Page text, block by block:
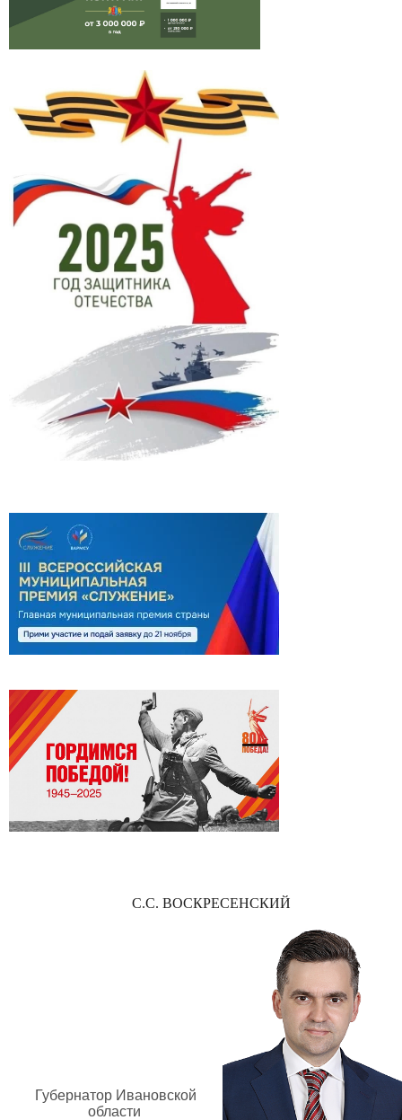
С.С. ВОСКРЕСЕНСКИЙ
Губернатор Ивановской
области